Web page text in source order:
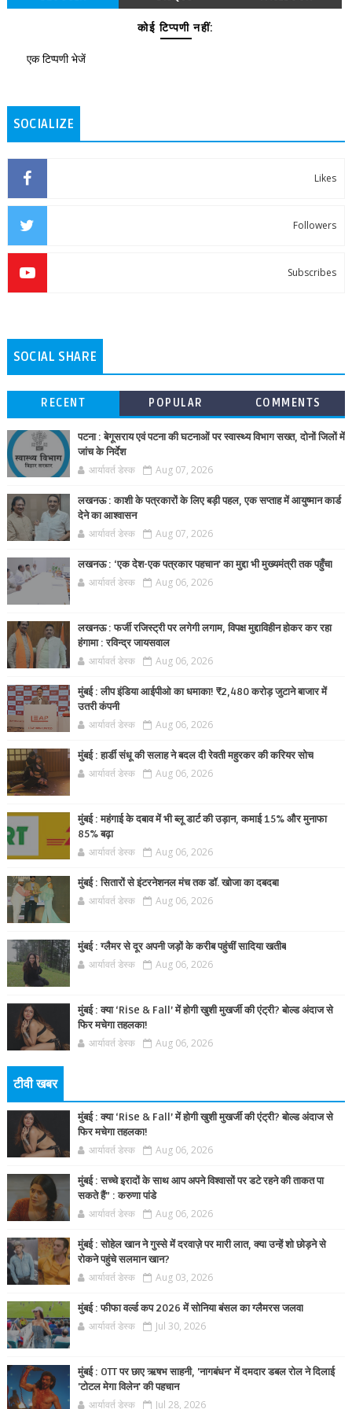
कोई टिप्पणी नहीं:
एक टिप्पणी भेजें
SOCIALIZE
Likes
Followers
Subscribes
SOCIAL SHARE
RECENT POPULAR COMMENTS
पटना : बेगूसराय एवं पटना की घटनाओं पर स्वास्थ्य विभाग सख्त, दोनों जिलों में
जांच के निर्देश
आर्यावर्त डेस्क Aug 07, 2026
लखनऊ : काशी के पत्रकारों के लिए बड़ी पहल, एक सप्ताह में आयुष्मान कार्ड
देने का आश्वासन
आर्यावर्त डेस्क Aug 07, 2026
लखनऊ : ‘एक देश-एक पत्रकार पहचान’ का मुद्दा भी मुख्यमंत्री तक पहुँचा
आर्यावर्त डेस्क Aug 06, 2026
लखनऊ : फर्जी रजिस्ट्री पर लगेगी लगाम, विपक्ष मुद्दाविहीन होकर कर रहा
हंगामा : रविन्द्र जायसवाल
आर्यावर्त डेस्क Aug 06, 2026
मुंबई : लीप इंडिया आईपीओ का धमाका! ₹2,480 करोड़ जुटाने बाजार में
उतरी कंपनी
आर्यावर्त डेस्क Aug 06, 2026
मुंबई : हार्डी संधू की सलाह ने बदल दी रेवती महुरकर की करियर सोच
आर्यावर्त डेस्क Aug 06, 2026
मुंबई : महंगाई के दबाव में भी ब्लू डार्ट की उड़ान, कमाई 15% और मुनाफा
85% बढ़ा
आर्यावर्त डेस्क Aug 06, 2026
मुंबई : सितारों से इंटरनेशनल मंच तक डॉ. खोजा का दबदबा
आर्यावर्त डेस्क Aug 06, 2026
मुंबई : ग्लैमर से दूर अपनी जड़ों के करीब पहुंचीं सादिया खतीब
आर्यावर्त डेस्क Aug 06, 2026
मुंबई : क्या ‘Rise & Fall’ में होगी खुशी मुखर्जी की एंट्री? बोल्ड अंदाज से
फिर मचेगा तहलका!
आर्यावर्त डेस्क Aug 06, 2026
टीवी खबर
मुंबई : क्या ‘Rise & Fall’ में होगी खुशी मुखर्जी की एंट्री? बोल्ड अंदाज से
फिर मचेगा तहलका!
आर्यावर्त डेस्क Aug 06, 2026
मुंबई : सच्चे इरादों के साथ आप अपने विश्वासों पर डटे रहने की ताकत पा
सकते हैं” : करुणा पांडे
आर्यावर्त डेस्क Aug 06, 2026
मुंबई : सोहेल खान ने गुस्से में दरवाज़े पर मारी लात, क्या उन्हें शो छोड़ने से
रोकने पहुंचे सलमान खान?
आर्यावर्त डेस्क Aug 03, 2026
मुंबई : फीफा वर्ल्ड कप 2026 में सोनिया बंसल का ग्लैमरस जलवा
आर्यावर्त डेस्क Jul 30, 2026
मुंबई : OTT पर छाए ऋषभ साहनी, 'नागबंधन' में दमदार डबल रोल ने दिलाई
'टोटल मेगा विलेन' की पहचान
आर्यावर्त डेस्क Jul 28, 2026